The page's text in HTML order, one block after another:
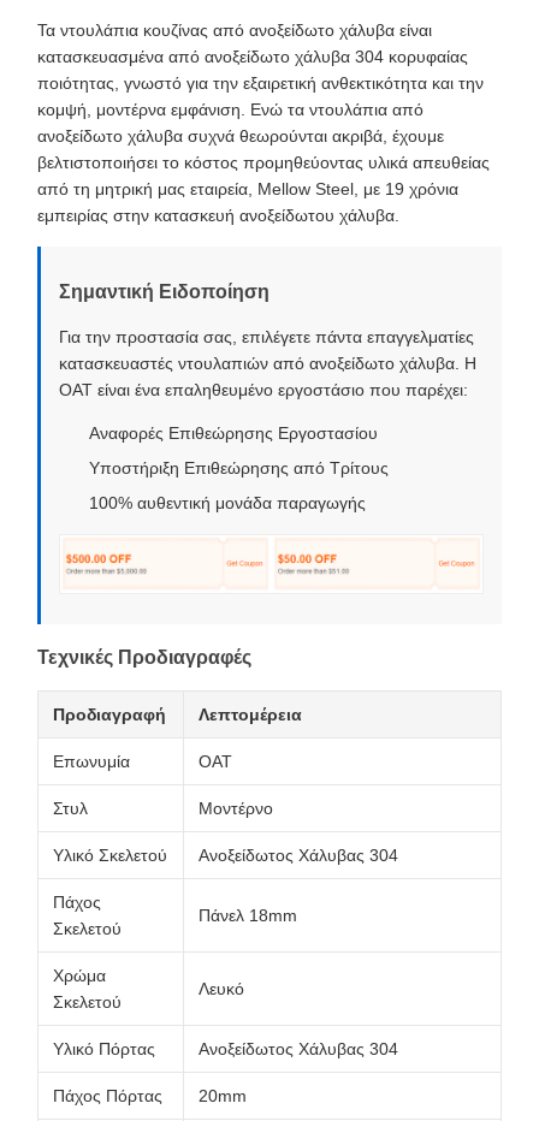
Τα ντουλάπια κουζίνας από ανοξείδωτο χάλυβα είναι
κατασκευασμένα από ανοξείδωτο χάλυβα 304 κορυφαίας
ποιότητας, γνωστό για την εξαιρετική ανθεκτικότητα και την
κομψή, μοντέρνα εμφάνιση. Ενώ τα ντουλάπια από
ανοξείδωτο χάλυβα συχνά θεωρούνται ακριβά, έχουμε
βελτιστοποιήσει το κόστος προμηθεύοντας υλικά απευθείας
από τη μητρική μας εταιρεία, Mellow Steel, με 19 χρόνια
εμπειρίας στην κατασκευή ανοξείδωτου χάλυβα.
Σημαντική Ειδοποίηση
Για την προστασία σας, επιλέγετε πάντα επαγγελματίες
κατασκευαστές ντουλαπιών από ανοξείδωτο χάλυβα. Η
OAT είναι ένα επαληθευμένο εργοστάσιο που παρέχει:
Αναφορές Επιθεώρησης Εργοστασίου
Υποστήριξη Επιθεώρησης από Τρίτους
100% αυθεντική μονάδα παραγωγής
Τεχνικές Προδιαγραφές
Προδιαγραφή Λεπτομέρεια
Επωνυμία OAT
Στυλ Μοντέρνο
Υλικό Σκελετού Ανοξείδωτος Χάλυβας 304
Πάχος
Σκελετού
Πάνελ 18mm
Χρώμα
Σκελετού
Λευκό
Υλικό Πόρτας Ανοξείδωτος Χάλυβας 304
Πάχος Πόρτας 20mm